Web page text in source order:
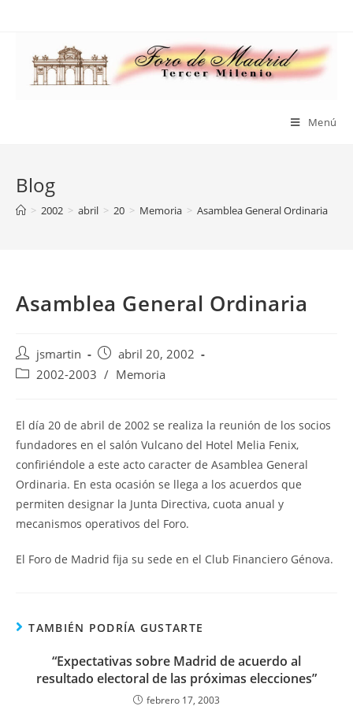
Menú
Blog
> 2002 > abril > 20 > Memoria > Asamblea General Ordinaria
Asamblea General Ordinaria
Autor
de
jsmartin
Publicación
de
abril 20, 2002
Categoría
entrada:
2002-2003 / Memoria
El día 20 de abril de 2002 se realiza la reunión de los socios
fundadores en el salón Vulcano del Hotel Melia Fenix,
confiriéndole a este acto caracter de Asamblea General
Ordinaria. En esta ocasión se llega a los acuerdos que
permiten designar la Junta Directiva, cuota anual y
mecanismos operativos del Foro.
El Foro de Madrid fija su sede en el Club Financiero Génova.
TAMBIÉN PODRÍA GUSTARTE
“Expectativas sobre Madrid de acuerdo al
resultado electoral de las próximas elecciones”
febrero 17, 2003